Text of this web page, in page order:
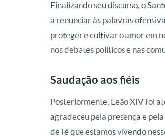
Finalizando seu discurso, o
a renunciar às palavras
proteger e cultivar o amor em
nos debates políticos e nas
Saudação aos fiéis
Posteriormente, Leão XIV foi
agradeceu pela presença e
de fé que estamos vivendo